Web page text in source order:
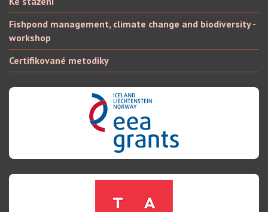
Fishpond management, climate change and biodiversity -
workshop
Certifikované metodiky